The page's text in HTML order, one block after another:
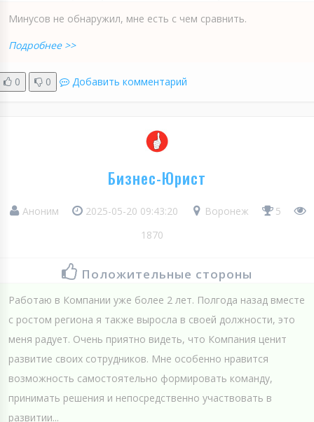
Минусов не обнаружил, мне есть с чем сравнить.
Подробнее >>
0 0 Добавить комментарий
Бизнес-Юрист
Аноним 2025-05-20 09:43:20 Воронеж
5
1870
Положительные стороны
Работаю в Компании уже более 2 лет. Полгода назад вместе
с ростом региона я также выросла в своей должности, это
меня радует. Очень приятно видеть, что Компания ценит
развитие своих сотрудников. Мне особенно нравится
возможность самостоятельно формировать команду,
принимать решения и непосредственно участвовать в
развитии...